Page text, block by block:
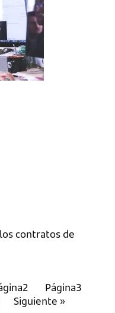
contratos de
2 Página3
Siguiente »